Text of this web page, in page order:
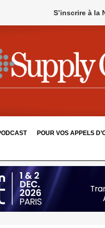
S’inscrire à la
POUR VOS APPELS